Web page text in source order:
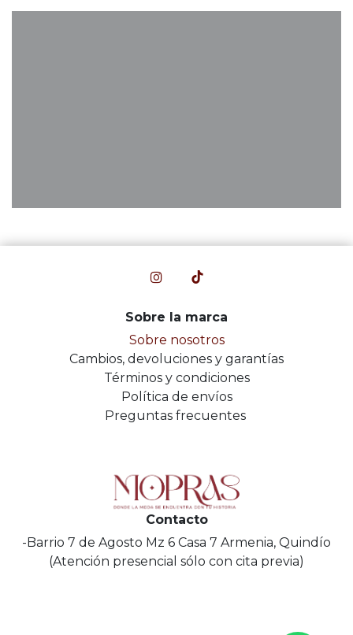
Sobre la marca
Sobre nosotros
Cambios, devoluciones y garantías
Términos y condiciones
Política de envíos
Preguntas frecuentes
Contacto
-Barrio 7 de Agosto Mz 6 Casa 7 Armenia, Quindío
(Atención presencial sólo con cita previa)